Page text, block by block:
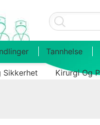
Tannhelse
Sikkerhet Kirurgi Og